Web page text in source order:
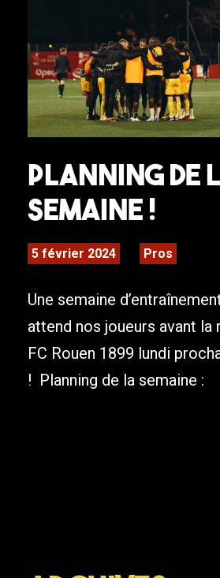
Planning de
semaine !
5 février 2024 Pros
Une semaine
attend nos joueurs avant la
FC Rouen 1899 lundi
! Planning de la semaine :